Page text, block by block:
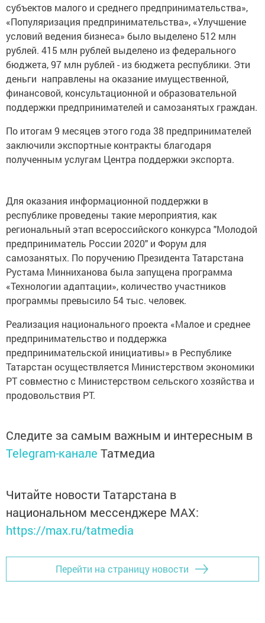
субъектов малого и среднего предпринимательства»,
«Популяризация предпринимательства», «Улучшение
условий ведения бизнеса» было выделено 512 млн
рублей. 415 млн рублей выделено из федерального
бюджета, 97 млн рублей - из бюджета республики. Эти
деньги направлены на оказание имущественной,
финансовой, консультационной и образовательной
поддержки предпринимателей и самозанятых граждан.
По итогам 9 месяцев этого года 38 предпринимателей
заключили экспортные контракты благодаря
полученным услугам Центра поддержки экспорта.
Для оказания информационной поддержки в
республике проведены такие мероприятия, как
региональный этап всероссийского конкурса "Молодой
предприниматель России 2020" и Форум для
самозанятых. По поручению Президента Татарстана
Рустама Минниханова была запущена программа
«Технологии адаптации», количество участников
программы превысило 54 тыс. человек.
Реализация национального проекта «Малое и среднее
предпринимательство и поддержка
предпринимательской инициативы» в Республике
Татарстан осуществляется Министерством экономики
РТ совместно с Министерством сельского хозяйства и
продовольствия РТ.
Следите за самым важным и интересным в
Telegram-канале Татмедиа
Читайте новости Татарстана в
национальном мессенджере MАХ:
https://max.ru/tatmedia
Перейти на страницу новости